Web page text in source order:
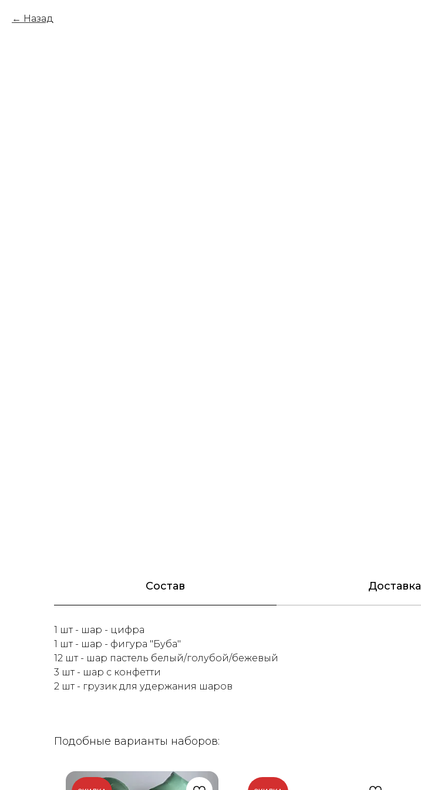
Назад
Состав Доставка
1 шт - шар - цифра
1 шт - шар - фигура "Буба"
12 шт - шар пастель белый/голубой/бежевый
3 шт - шар с конфетти
2 шт - грузик для удержания шаров
Подобные варианты наборов: